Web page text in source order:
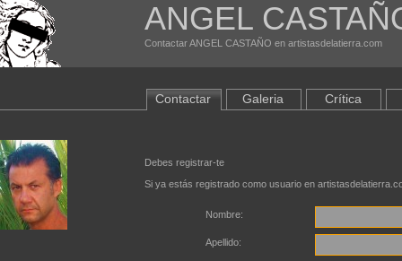
ANGEL
Contactar ANGEL CASTAÑO en artistasdelatierra.com
Contactar Galeria Crítica
Debes registrar-te
Si ya estás registrado como usuario en
Nombre:
Apellido: